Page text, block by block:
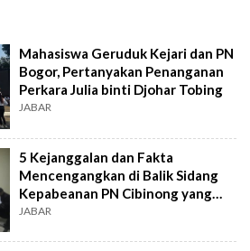
Mahasiswa Geruduk Kejari dan PN
Bogor, Pertanyakan Penanganan
Perkara Julia binti Djohar Tobing
JABAR
5 Kejanggalan dan Fakta
Mencengangkan di Balik Sidang
Kepabeanan PN Cibinong yang
Disorot Mahasiswa
JABAR